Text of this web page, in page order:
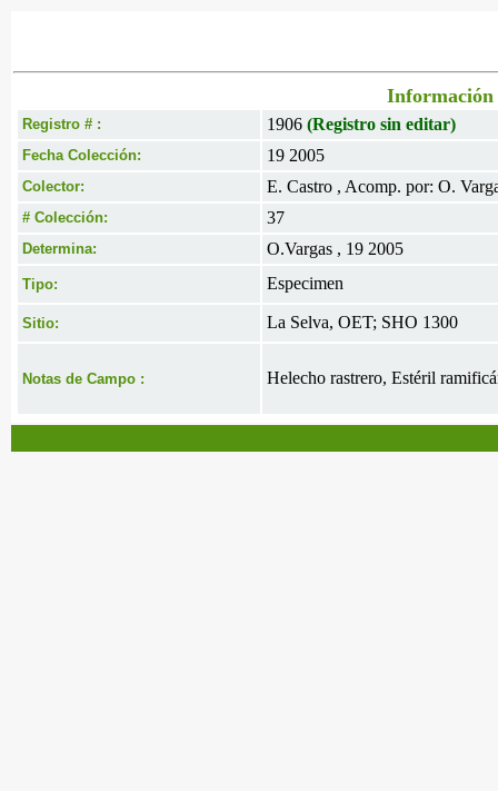
Información
Registro # : 1906 (Registro sin editar)
Fecha Colección: 19 2005
Colector: E. Castro , Acomp. por: O.
# Colección: 37
Determina: O.Vargas , 19 2005
Tipo: Especimen
Sitio: La Selva, OET; SHO 1300
Notas de Campo : Helecho rastrero, Estéril